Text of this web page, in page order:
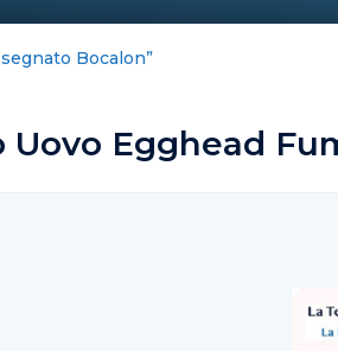
Le nostre priorità cambiano
Uovo Egghead